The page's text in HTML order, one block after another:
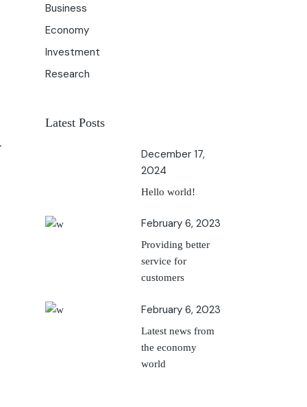
Business
Economy
Investment
Research
Latest Posts
December 17,
2024
Hello world!
February 6, 2023
Providing better
service for
customers
February 6, 2023
Latest news from
the economy
world